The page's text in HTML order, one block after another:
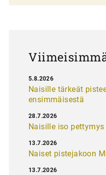
Naisille tärkeät
ensimmäisestä
5.8.2026
Naisille iso pettymys
28.7.2026
Naiset pistejakoon
13.7.2026
13.7.2026